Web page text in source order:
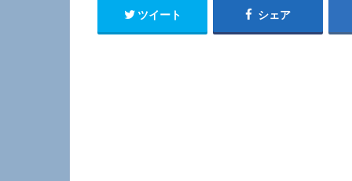
ツイート シェア